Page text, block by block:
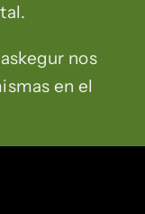
nos
en el